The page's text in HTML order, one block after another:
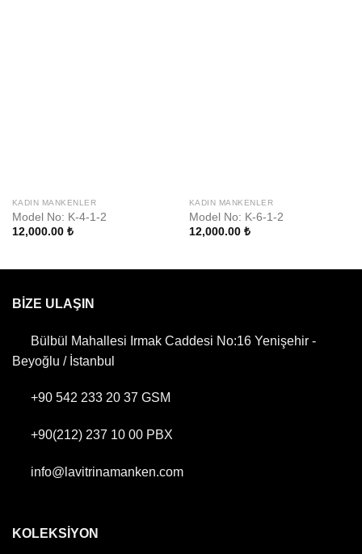
KADIN MANKENLER
Model No: K-4-1-2
12,000.00 ₺
KADIN MANKENLER
Model No: K-6-1-2
12,000.00 ₺
BİZE ULAŞIN
Bülbül Mahallesi Irmak Caddesi No:16 Yenişehir -
Beyoğlu / İstanbul
+90 542 233 20 37 GSM
+90(212) 237 10 00 PBX
info@lavitrinamanken.com
KOLEKSİYON